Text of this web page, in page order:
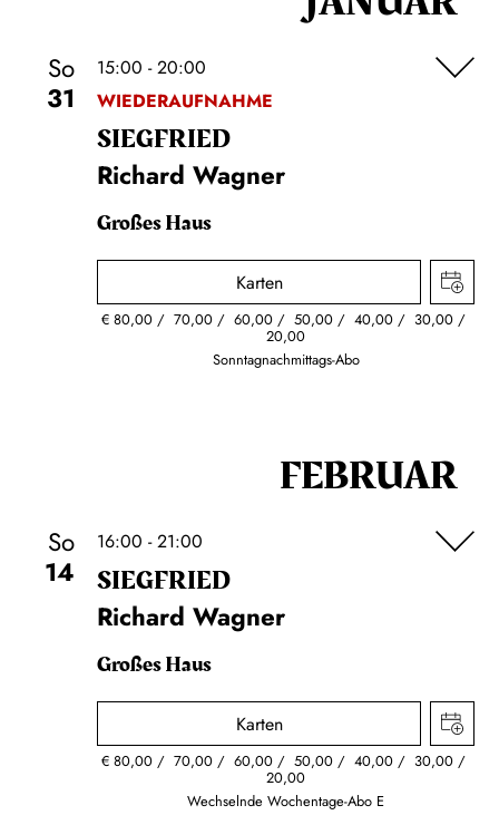
So
31
15:00 - 20:00
WIEDERAUFNAHME
SIEG­FRIED
Richard Wagner
Großes Haus
Karten
€80,00 70,00 60,00 50,00 40,00 30,00
20,00
Sonntagnachmittags-Abo
FEBRUAR
So
14
16:00 - 21:00
SIEG­FRIED
Richard Wagner
Großes Haus
Karten
€80,00 70,00 60,00 50,00 40,00 30,00
20,00
Wechselnde Wochentage-Abo E